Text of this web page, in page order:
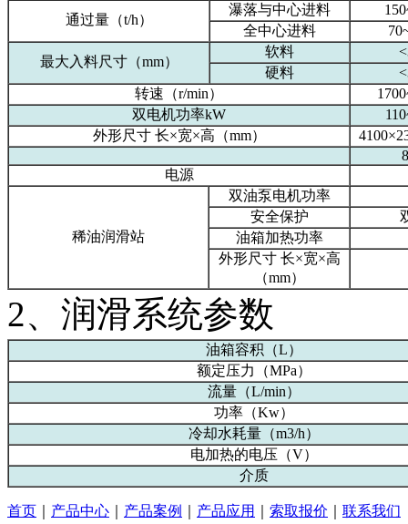
通过量（t/h）
瀑落与中心进料
全中心进料
最大入料尺寸（mm）
软料
硬料
转速（r/min）
双电机功率kW
外形尺寸 长×宽×高（mm）
电源
稀油润滑站
双油泵电机功率
安全保护
油箱加热功率
外形尺寸 长×宽×高
（mm）
2、润滑系统参数
油箱容积（L）
额定压力（MPa）
流量（L/min）
功率（Kw）
冷却水耗量（m3/h）
电加热的电压（V）
介质
首页 产品中心 产品案例 产品应用 索取报价 联系我们